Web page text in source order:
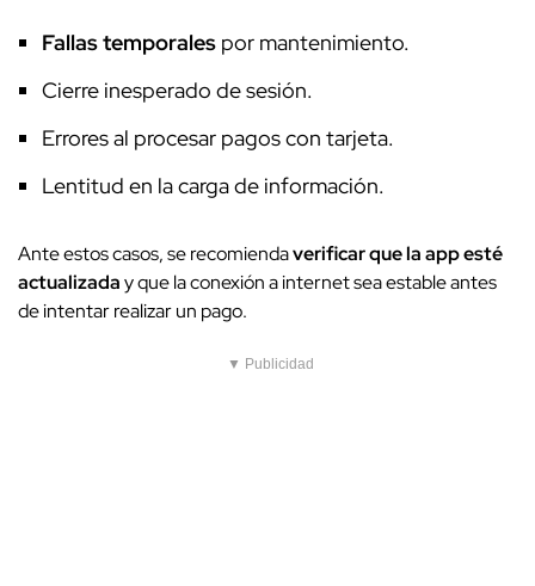
Fallas temporales por mantenimiento.
Cierre inesperado de sesión.
Errores al procesar pagos con tarjeta.
Lentitud en la carga de información.
Ante estos casos, se recomiendaverificar que la app esté
actualizaday que la conexión a internet sea estable antes
de intentar realizar un pago.
▼ Publicidad